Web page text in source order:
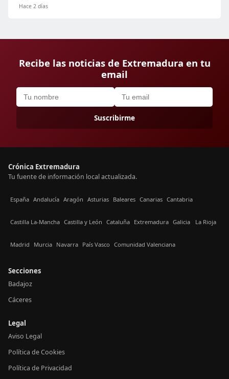
Hace 2 días
Recibe las noticias de Extremadura en tu
email
Suscribirme
Crónica Extremadura
Tu fuente de información local actualizada.
España Andalucía Aragón Asturias Baleares Canarias Cantabria
Castilla La-Mancha Castilla y León Cataluña Extremadura Galicia La Rioja
Madrid Murcia Navarra País Vasco Comunidad Valenciana
Secciones
Badajoz
Cáceres
Legal
Aviso Legal
Política de Cookies
Política de Privacidad